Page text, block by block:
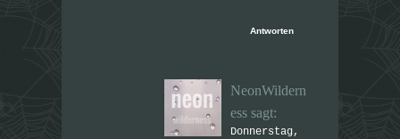
Antworten
NeonWildern
ess sagt:
Donnerstag,